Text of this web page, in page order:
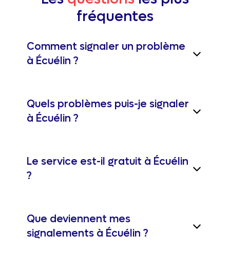
fréquentes
Comment signaler un problème
à Écuélin ?
Quels problèmes puis-je signaler
à Écuélin ?
Le service est-il gratuit à Écuélin
?
Que deviennent mes
signalements à Écuélin ?